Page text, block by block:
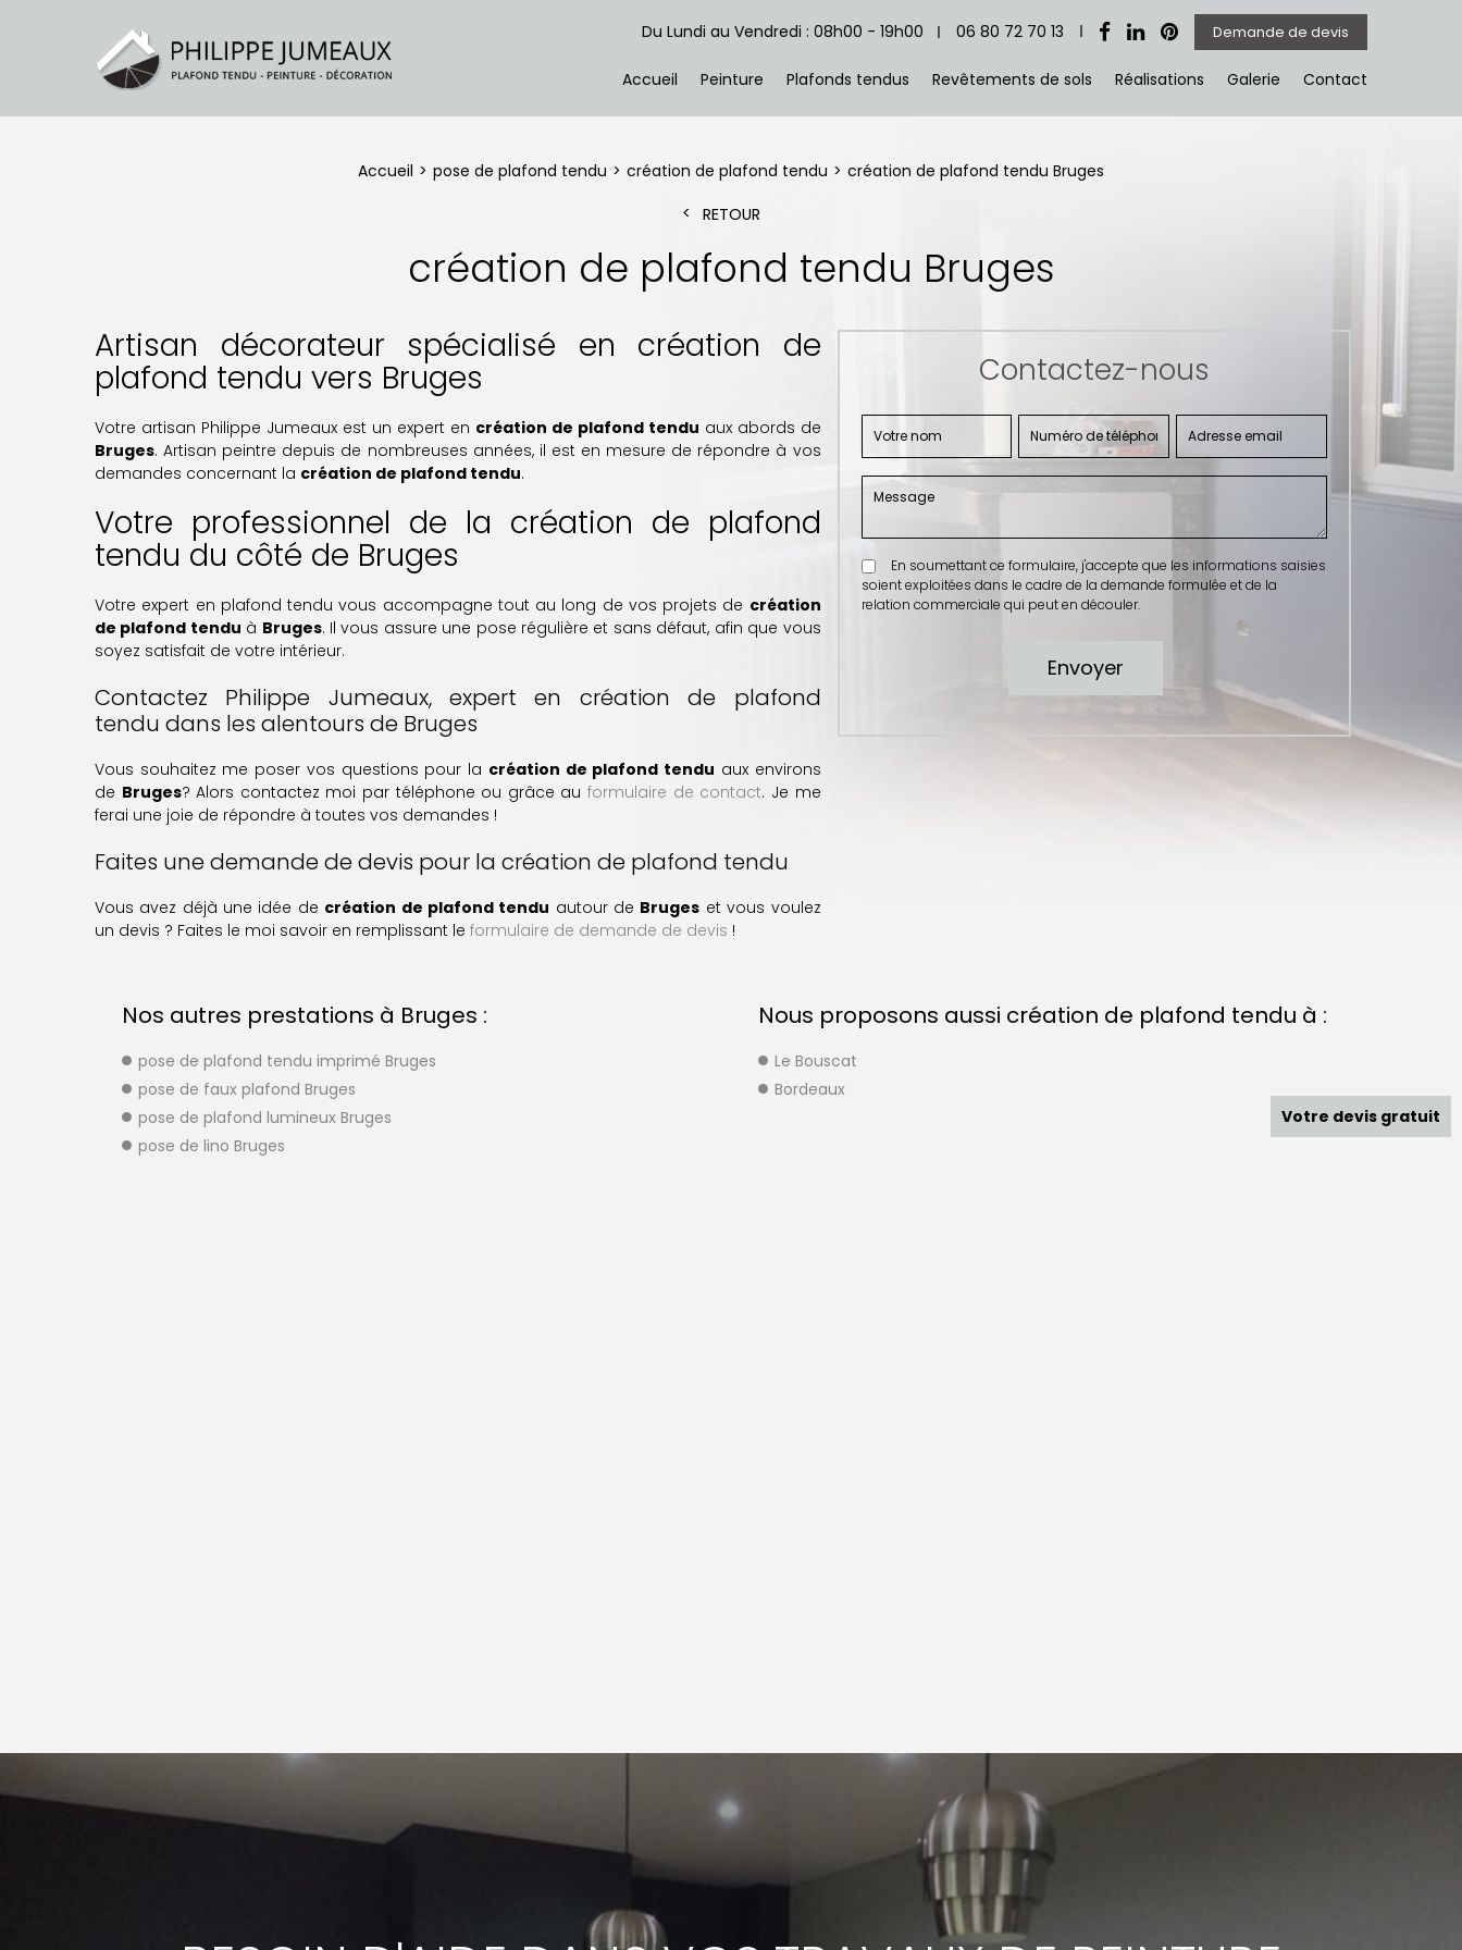
Du Lundi au Vendredi : 08h00 - 19h00 06 80 72 70 13 Demande de devis
Accueil Peinture Plafonds tendus Revêtements de sols Réalisations Galerie Contact
Accueil pose de plafond tendu création de plafond tendu
création de plafond tendu Bruges
RETOUR
création de plafond tendu Bruges
Artisan décorateur spécialisé en création de
plafond tendu vers Bruges
Votre artisan Philippe Jumeaux est un expert en création de plafond tendu aux abords de
Bruges. Artisan peintre depuis de nombreuses années, il est en mesure de répondre à vos
demandes concernant la création de plafond tendu.
Votre professionnel de la création de plafond
tendu du côté de Bruges
Votre expert en plafond tendu vous accompagne tout au long de vos projets de création
de plafond tendu à Bruges. Il vous assure une pose régulière et sans défaut, afin que vous
soyez satisfait de votre intérieur.
Contactez Philippe Jumeaux, expert en création de plafond
tendu dans les alentours de Bruges
Vous souhaitez me poser vos questions pour la création de plafond tendu aux environs
de Bruges? Alors contactez moi par téléphone ou grâce auformulaire de contact. Je me
ferai une joie de répondre à toutes vos demandes !
Faites une demande de devis pour la création de plafond tendu
Vous avez déjà une idée de création de plafond tendu autour de Bruges et vous voulez
un devis ? Faites le moi savoir en remplissant le formulaire de demande de devis !
Contactez-nous
En soumettant ce formulaire, j'accepte que les informations saisies
soient exploitées dans le cadre de la demande formulée et de la
relation commerciale qui peut en découler.
Nos autres prestations à Bruges :
pose de plafond tendu imprimé Bruges
pose de faux plafond Bruges
pose de plafond lumineux Bruges
pose de lino Bruges
Nous proposons aussi création de plafond tendu à :
Le Bouscat
Bordeaux
Votre devis gratuit